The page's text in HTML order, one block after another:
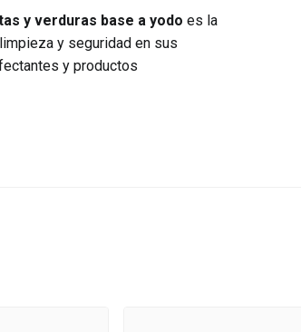
y verduras base a yodo es la
y seguridad en sus
y productos